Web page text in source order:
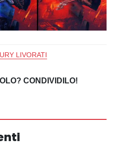
LIVORATI
CONDIVIDILO!